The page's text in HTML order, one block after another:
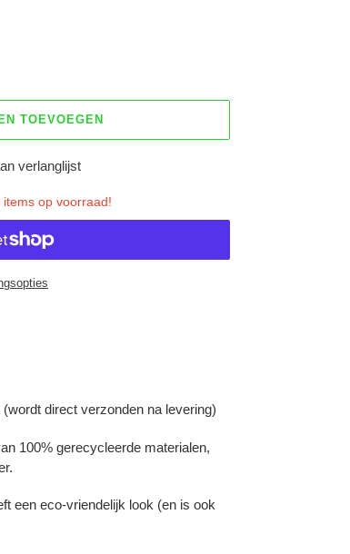
TOEVOEGEN
verlanglijst
op voorraad!
direct verzonden na levering)
100% gerecycleerde materialen,
een eco-vriendelijk look (en is ook